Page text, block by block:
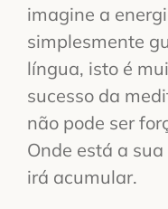
imagine a
simplesmente
língua, isto é
sucesso da
não pode ser
Onde está a
irá acumular.